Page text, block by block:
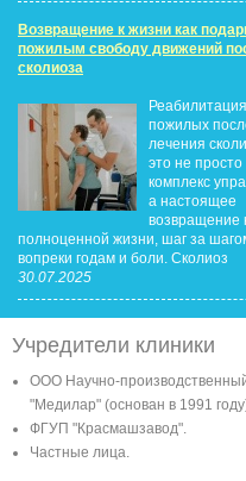
Возвращение к жизни как
пожилым свободу движений
сколиоза
Реабилитация
пожилых
лечения
это не просто
комплекс
а настоящее
возвращение
полноценной жизни, шаг за
вопреки годам и боли. Сколиоз
30.07.2025
Учредители клиники
ООО Научно-
"Медилар" (основан в 1991
ФГУП "Красмашзавод".
Частные лица.